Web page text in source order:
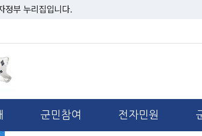
정부 누리집입니다.
군민참여 전자민원